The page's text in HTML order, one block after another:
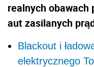
realnych obawach
aut zasilanych
Blackout i
elektrycznego